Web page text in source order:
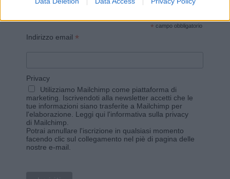
email periodiche contenenti le ultime notizie pubblicate
* campo obbligatorio
Indirizzo email *
Privacy
Utilizziamo Mailchimp come piattaforma di
marketing. Iscrivendoti alla newsletter accetti che le
tue informazioni siano trasferite a Mailchimp per
l'elaborazione. Leggi qui l'informativa sulla privacy
di Mailchimp
Potrai annullare l'iscrizione in qualsiasi momento
facendo clic sul collegamento nel piè di pagina delle
nostre e-mail.